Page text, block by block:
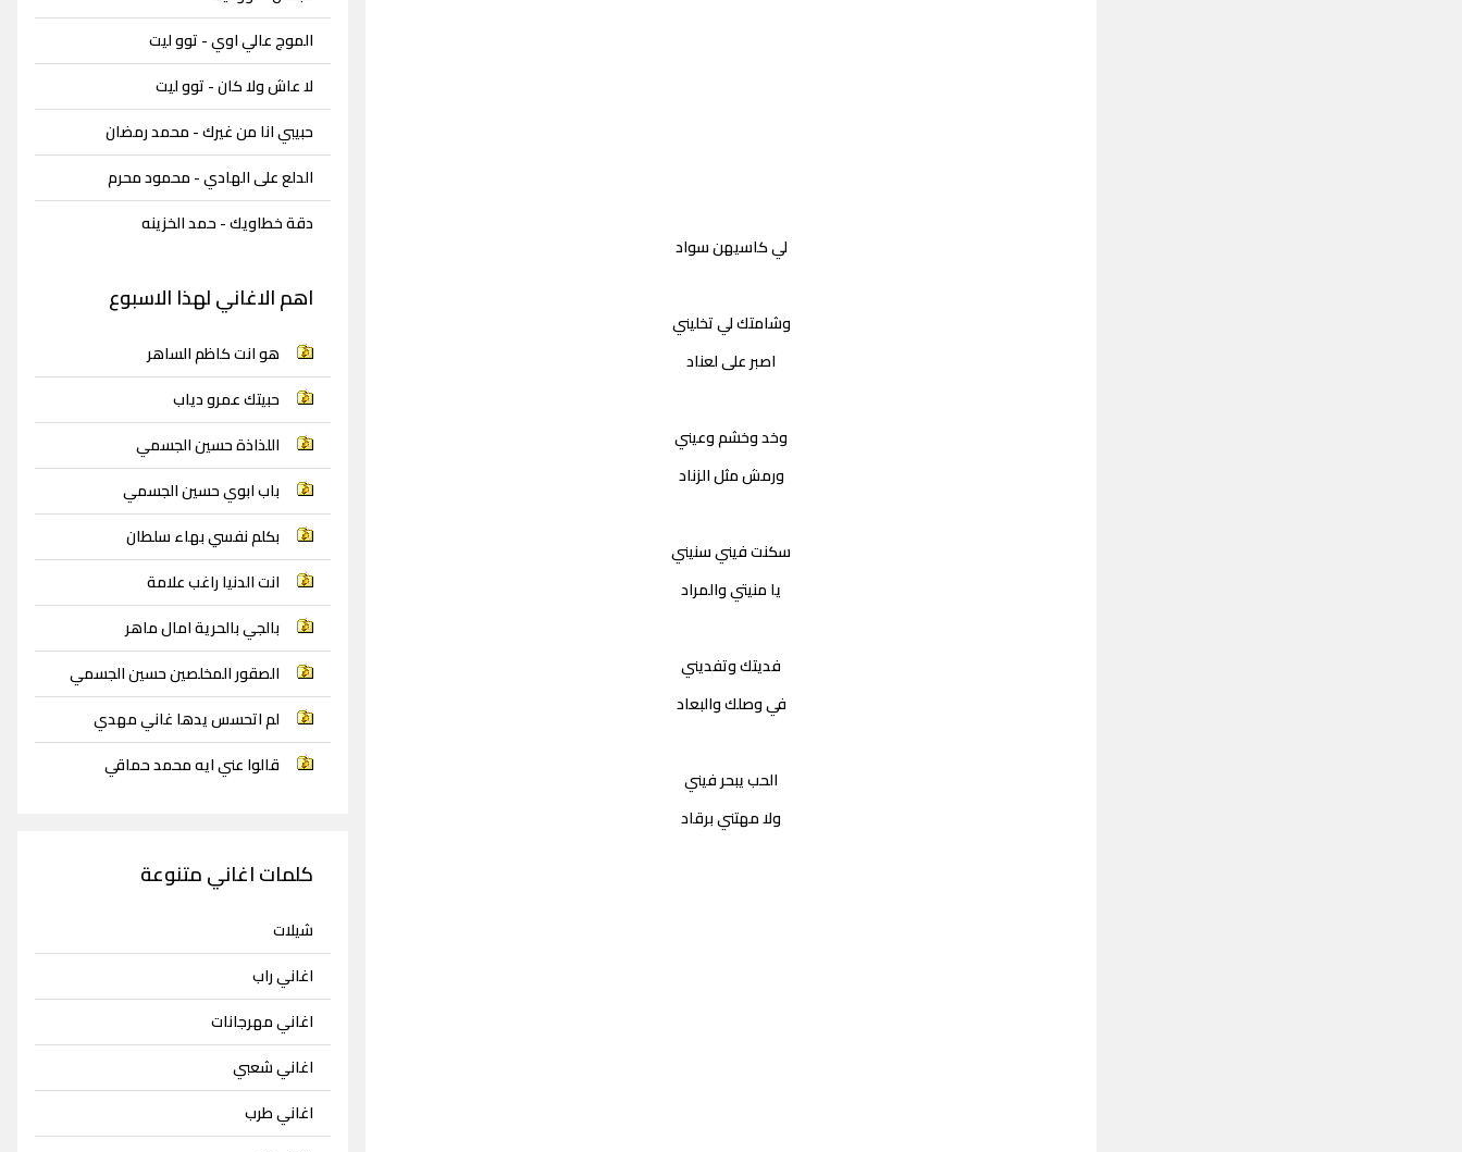
لي كاسيهن سواد
وشامتك لي تخليني
اصبر على لعناد
وخد وخشم وعيني
ورمش مثل الزناد
سكنت فيني سنيني
يا منيتي والمراد
فديتك وتفديني
في وصلك والبعاد
الحب يبحر فيني
ولا مهتني برقاد
الموج عالي اوي - توو ليت
لا عاش ولا كان - توو ليت
حبيبي انا من غيرك - محمد رمضان
الدلع على الهادي - محمود محرم
دقة خطاويك - حمد الخزينه
اهم الاغاني لهذا الاسبوع
هو انت كاظم الساهر
حبيتك عمرو دياب
اللذاذة حسين الجسمي
باب ابوي حسين الجسمي
بكلم نفسي بهاء سلطان
انت الدنيا راغب علامة
بالجي بالحرية امال ماهر
الصقور المخلصين حسين الجسمي
لم اتحسس يدها غاني مهدي
قالوا عني ايه محمد حماقي
كلمات اغاني متنوعة
شيلات
اغاني راب
اغاني مهرجانات
اغاني شعبي
اغاني طرب